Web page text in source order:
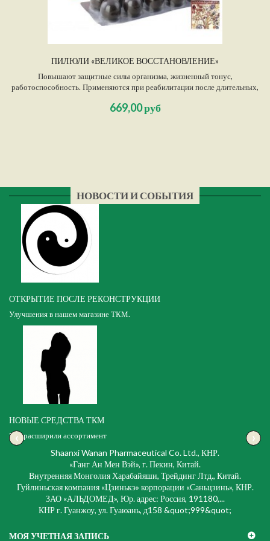
ПИЛЮЛИ «ВЕЛИКОЕ ВОССТАНОВЛЕНИЕ»
Повышают защитные силы организма, жизненный тонус,
работоспособность. Применяются при реабилитации после длительных,
669,00 руб
НОВОСТИ И СОБЫТИЯ
ОТКРЫТИЕ ПОСЛЕ РЕКОНСТРУКЦИИ
Улучшения в нашем магазине ТКМ.
НОВЫЕ СРЕДСТВА ТКМ
Мы расширили ассортимент
‹ ›
Shaanxi Wanan Pharmaceutical Co. Ltd., КНР.
«Ганг Ан Мен Вэй», г. Пекин, Китай.
Внутренняя Монголия Харабайяши, Трейдинг Лтд., Китай.
Гуйлиньская компания «Цзинькэ» корпорации «Саньцзинь», КНР.
ЗАО «АЛЬДОМЕД», Юр. адрес: Россия, 191180,...
КНР г. Гуанжоу, ул. Гуаюань, д158 &quot;999&quot;
МОЯ УЧЕТНАЯ ЗАПИСЬ